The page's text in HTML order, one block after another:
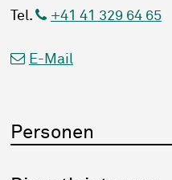
Tel. +41 41 329 64 65
E-Mail
Personen